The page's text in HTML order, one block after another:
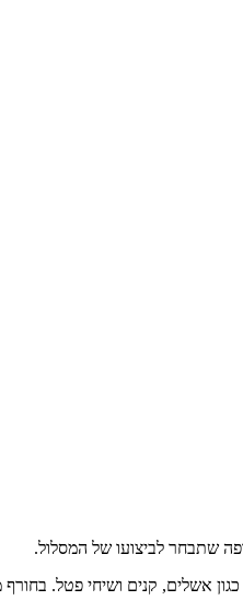
שתבחר לביצועו של המסלול.